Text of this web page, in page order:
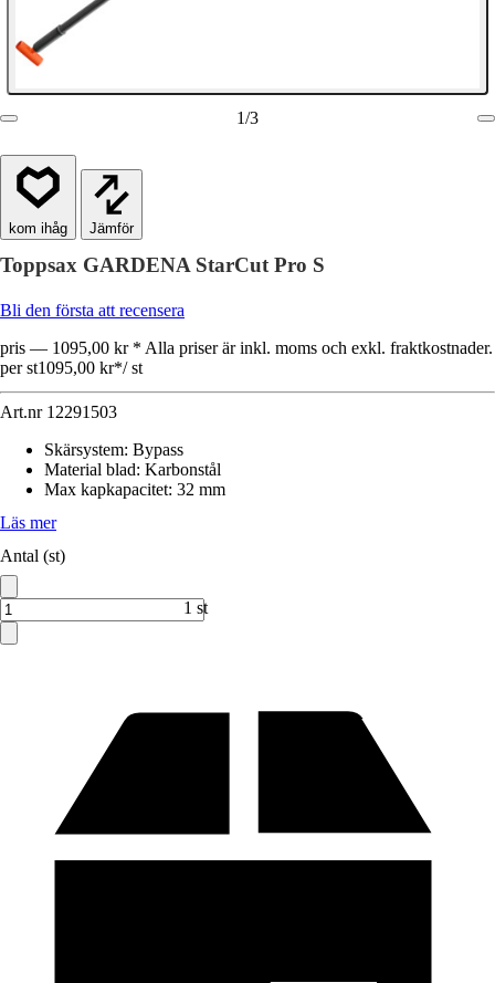
1/3
Jämför
Toppsax GARDENA StarCut Pro S
Bli den första att recensera
pris — 1095,00 kr * Alla priser är inkl. moms och exkl. fraktkostnader.
per st1095,00 kr*/ st
Art.nr 12291503
Skärsystem: Bypass
Material blad: Karbonstål
Max kapkapacitet: 32 mm
Läs mer
Antal (st)
1 st